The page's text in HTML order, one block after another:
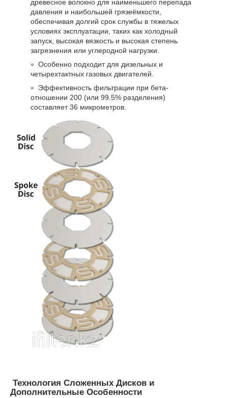
древесное волокно для наименьшего перепада
давления и наибольшей грязеёмкости,
обеспечивая долгий срок службы в тяжелых
условиях эксплуатации, таких как холодный
запуск, высокая вязкость и высокая степень
загрязнения или углеродной нагрузки.
Особенно подходит для дизельных и
четырехтактных газовых двигателей.
Эффективность фильтрации при бета-
отношении 200 (или 99.5% разделения)
составляет 36 микрометров.
Технология Сложенных Дисков и
Дополнительные Особенности